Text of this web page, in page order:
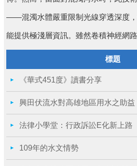
——混濁水體嚴重限制光線穿透深度
能提供極淺層資訊。雖然卷積神經網
標題
《華式451度》讀書分享
興田伏流水對高雄地區用水之助益
法律小學堂：行政訴訟E化新上路
109年的水文情勢